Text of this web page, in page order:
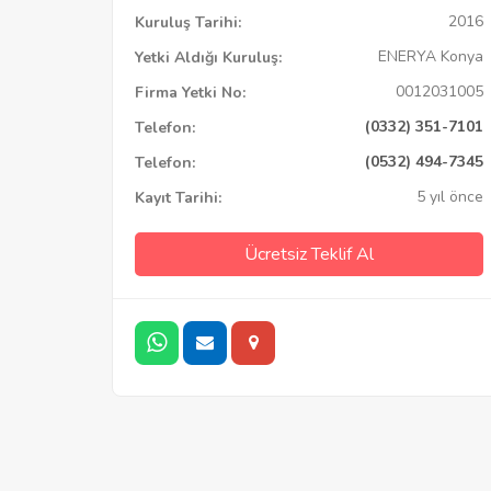
Kuruluş Tarihi:
2016
Yetki Aldığı Kuruluş:
ENERYA Konya
Firma Yetki No:
0012031005
Telefon:
(0332) 351-7101
Telefon:
(0532) 494-7345
Kayıt Tarihi:
5 yıl önce
Ücretsiz Teklif Al